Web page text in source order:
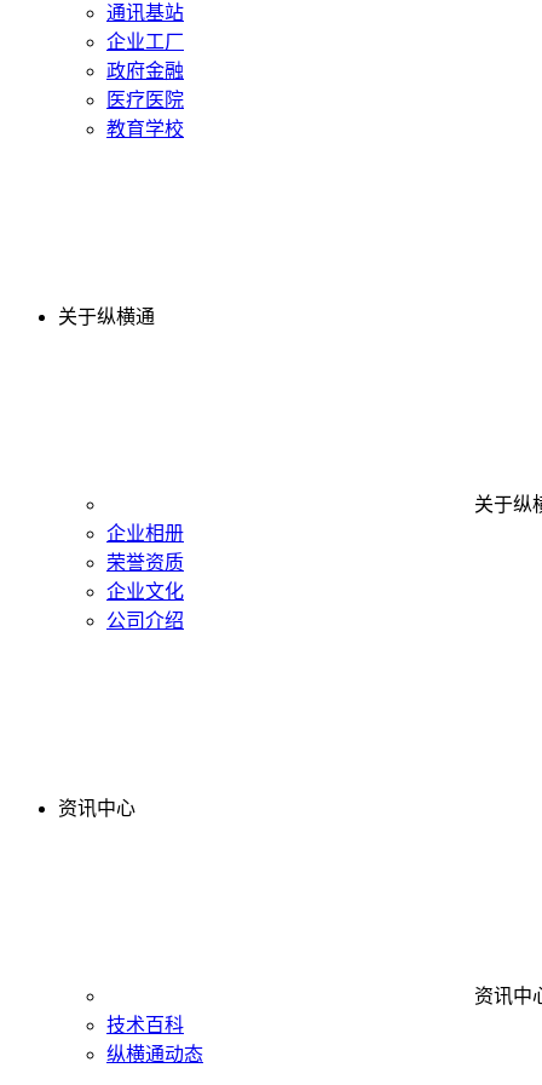
通讯基站
企业工厂
政府金融
医疗医院
教育学校
关于纵横通
关于纵
企业相册
荣誉资质
企业文化
公司介绍
资讯中心
资讯中
技术百科
纵横通动态